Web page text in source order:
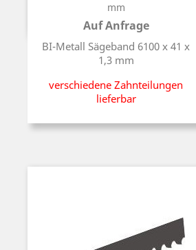
mm
Auf Anfrage
Preis
BI-Metall Sägeband 6100 x 41 x
1,3 mm
verschiedene Zahnteilungen
lieferbar